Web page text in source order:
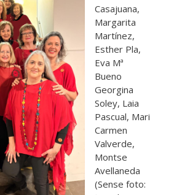
Casajuana,
Margarita
Martínez,
Esther Pla,
Eva Mª
Bueno
Georgina
Soley, Laia
Pascual, Mari
Carmen
Valverde,
Montse
Avellaneda
(Sense foto: